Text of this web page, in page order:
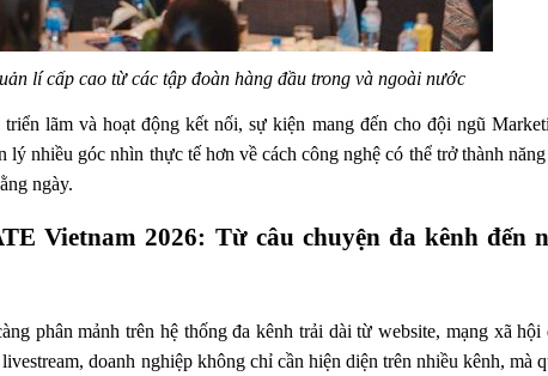
lí cấp cao từ các tập đoàn hàng đầu trong và ngoài nước
lãm và hoạt động kết nối, sự kiện mang đến cho đội ngũ
lý nhiều góc nhìn thực tế hơn về cách công nghệ có thể trở thành
ngày.
Vietnam 2026: Từ câu chuyện đa kênh đến
phân mảnh trên hệ thống đa kênh trải dài từ website, mạng xã hội
doanh nghiệp không chỉ cần hiện diện trên nhiều kênh, mà